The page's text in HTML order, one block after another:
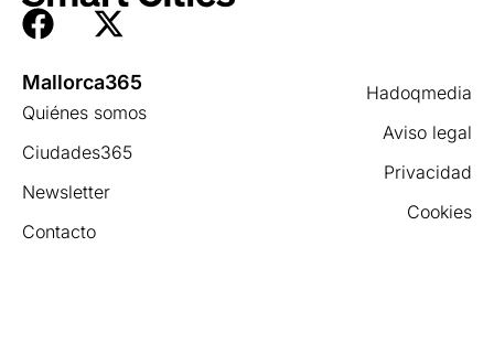
Hadoqmedia
Aviso legal
Privacidad
Cookies
Mallorca365
Quiénes somos
Ciudades365
Newsletter
Contacto